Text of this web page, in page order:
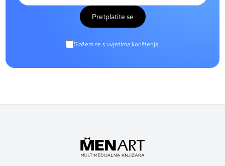
Pretplatite se
Slažem se s uvjetima korištenja.